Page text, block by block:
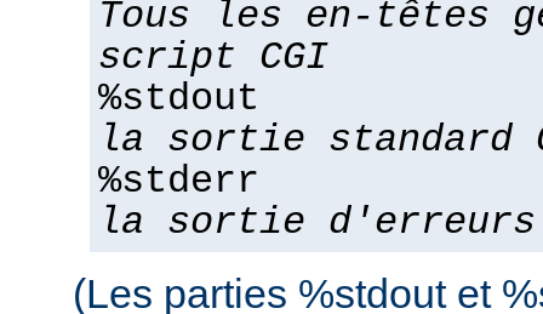
Tous les en-têtes
script CGI
%stdout
la sortie standard
%stderr
la sortie d'erreurs
(Les parties %stdout et